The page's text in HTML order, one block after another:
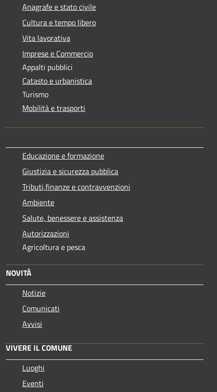
Anagrafe e stato civile
Cultura e tempo libero
Vita lavorativa
Imprese e Commercio
Appalti pubblici
Catasto e urbanistica
Turismo
Mobilità e trasporti
Educazione e formazione
Giustizia e sicurezza pubblica
Tributi,finanze e contravvenzioni
Ambiente
Salute, benessere e assistenza
Autorizzazioni
Agricoltura e pesca
NOVITÀ
Notizie
Comunicati
Avvisi
VIVERE IL COMUNE
Luoghi
Eventi